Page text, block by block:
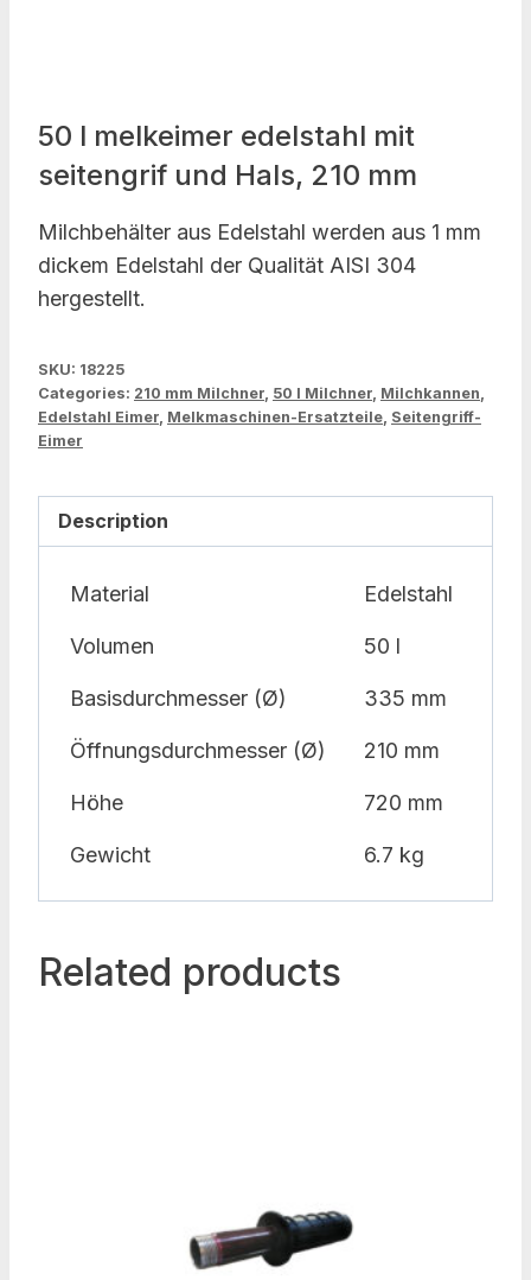
50 l melkeimer edelstahl mit
seitengrif und Hals, 210 mm
Milchbehälter aus Edelstahl werden aus 1 mm
dickem Edelstahl der Qualität AISI 304
hergestellt.
SKU: 18225
Categories: 210 mm Milchner, 50 l Milchner, Milchkannen,
Edelstahl Eimer, Melkmaschinen-Ersatzteile, Seitengriff-
Eimer
Description
Material Edelstahl
Volumen 50 l
Basisdurchmesser (Ø) 335 mm
Öffnungsdurchmesser (Ø) 210 mm
Höhe 720 mm
Gewicht 6.7 kg
Related products